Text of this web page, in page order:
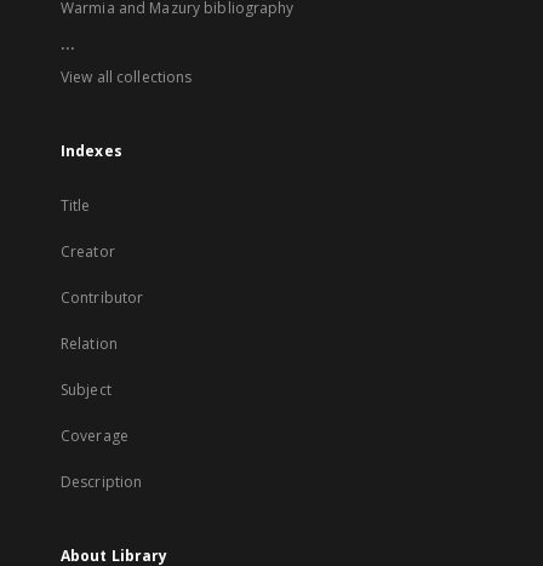
Warmia and Mazury bibliography
...
View all collections
Indexes
Title
Creator
Contributor
Relation
Subject
Coverage
Description
About Library